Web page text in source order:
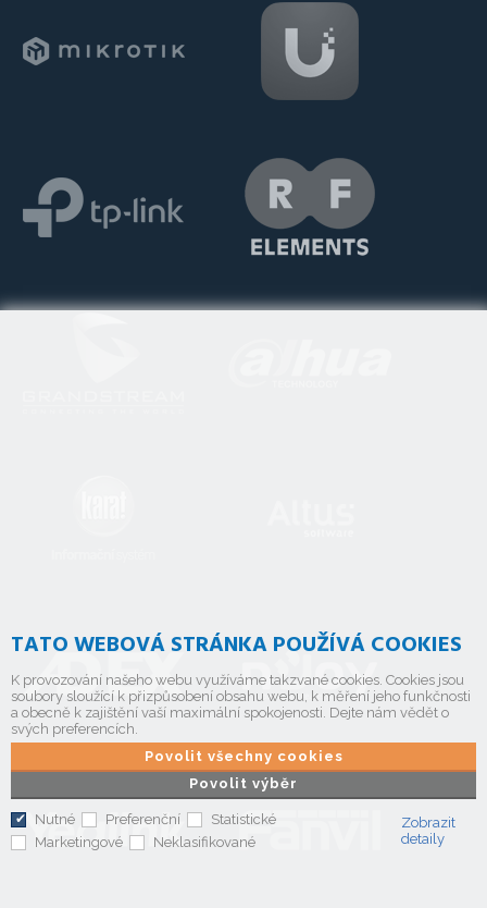
TATO WEBOVÁ STRÁNKA POUŽÍVÁ COOKIES
K provozování našeho webu využíváme takzvané cookies. Cookies jsou
soubory sloužící k přizpůsobení obsahu webu, k měření jeho funkčnosti
a obecně k zajištění vaší maximální spokojenosti. Dejte nám vědět o
svých preferencích.
Povolit výběr
Povolit všechny cookies
Nutné Preferenční
Statistické
Marketingové
Neklasifikované
Zobrazit
detaily